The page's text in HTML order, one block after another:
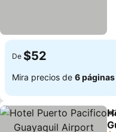
De $52
Mira precios de 6 páginas